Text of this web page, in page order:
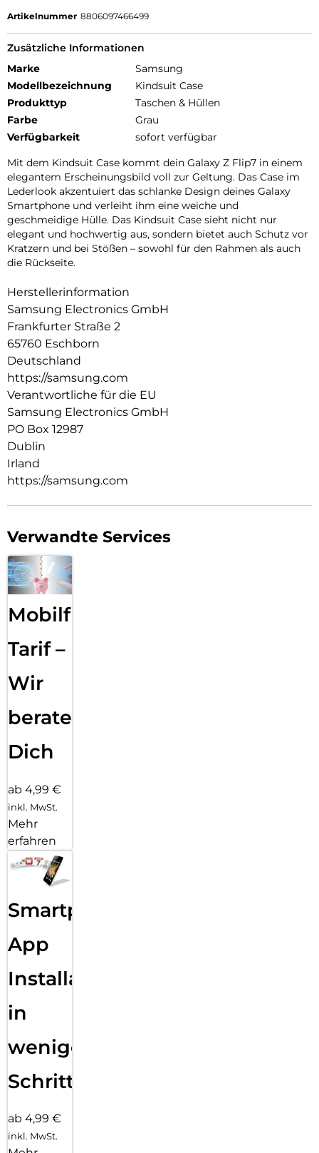
Artikelnummer 8806097466499
Zusätzliche Informationen
Marke
Samsung
Modellbezeichnung
Kindsuit Case
Produkttyp
Taschen & Hüllen
Farbe
Grau
Verfügbarkeit
sofort verfügbar
Mit dem Kindsuit Case kommt dein Galaxy Z Flip7 in einem
elegantem Erscheinungsbild voll zur Geltung. Das Case im
Lederlook akzentuiert das schlanke Design deines Galaxy
Smartphone und verleiht ihm eine weiche und
geschmeidige Hülle. Das Kindsuit Case sieht nicht nur
elegant und hochwertig aus, sondern bietet auch Schutz vor
Kratzern und bei Stößen – sowohl für den Rahmen als auch
die Rückseite.
Herstellerinformation
Samsung Electronics GmbH
Frankfurter Straße 2
65760 Eschborn
Deutschland
https://samsung.com
Verantwortliche für die EU
Samsung Electronics GmbH
PO Box 12987
Dublin
Irland
https://samsung.com
Verwandte Services
Mobilfunk
Tarif –
Wir
beraten
Dich
ab 4,99 €
inkl. MwSt.
Mehr
erfahren
Smartphone
App
Installation
in
wenigen
Schritten
ab 4,99 €
inkl. MwSt.